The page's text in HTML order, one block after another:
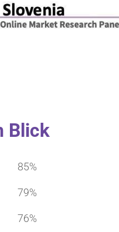
Blick
85%
79%
76%